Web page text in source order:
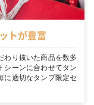
トが豊富
わり抜いた商品を数多
シーンに合わせてタン
に適切なタンプ限定セ